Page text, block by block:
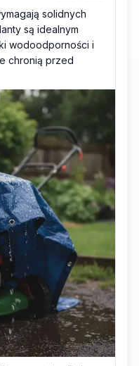
solidnych
są idealnym
wodoodporności i
chronią przed